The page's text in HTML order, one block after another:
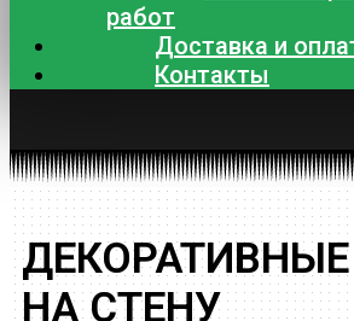
работ
Доставка и
Контакты
НА СТЕНУ